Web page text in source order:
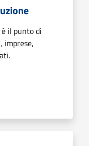
il punto di
imprese,